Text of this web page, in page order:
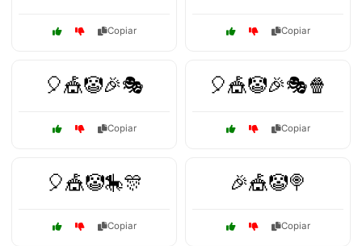
Copiar Copiar
🎈🎪🤡🎉🎭
Copiar
🎈🎪🤡🎉🎭🍿
Copiar
🎈🎪🤡🎠🎊
Copiar
🎉🎪🤡🍭
Copiar